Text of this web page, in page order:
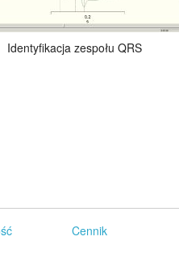
Identyfikacja zespołu QRS
Cennik